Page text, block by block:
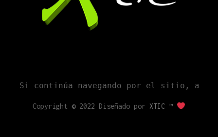
Si continúa navegando por el sitio,
Copyright © 2022 Diseñado por XTIC ™